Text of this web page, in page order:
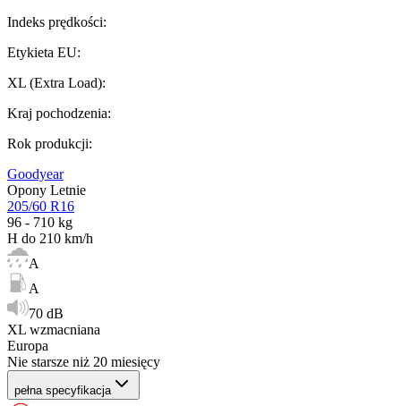
Indeks prędkości:
Etykieta EU:
XL (Extra Load):
Kraj pochodzenia:
Rok produkcji:
Goodyear
Opony Letnie
205/60 R16
96 - 710 kg
H do 210 km/h
A
A
70 dB
XL wzmacniana
Europa
Nie starsze niż 20 miesięcy
pełna specyfikacja